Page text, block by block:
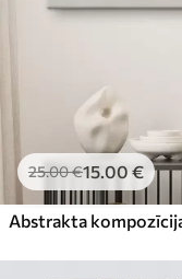
25.00€15.00 €